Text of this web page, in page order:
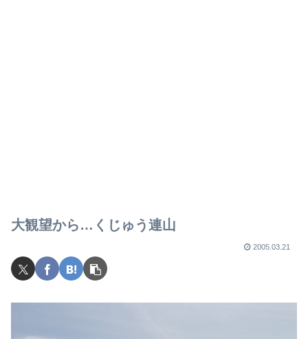
大観望から…くじゅう連山
2005.03.21